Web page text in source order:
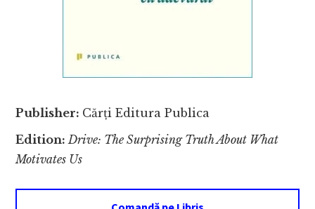
Publisher: Cărți Editura Publica
Edition:Drive: The Surprising Truth About What
Motivates Us